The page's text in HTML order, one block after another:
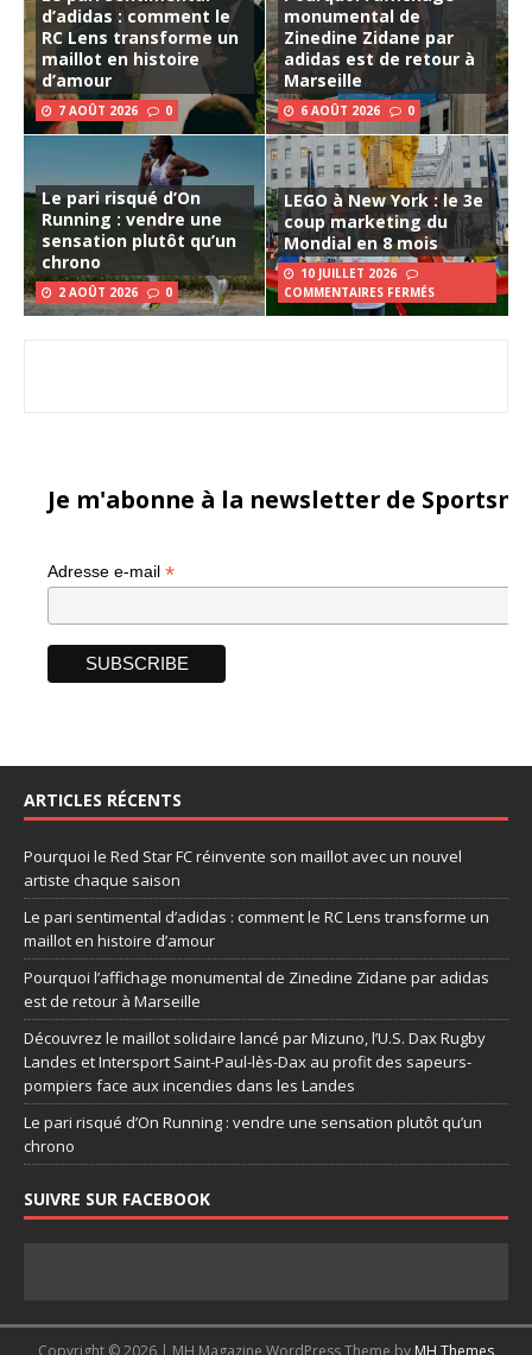
d’adidas : comment le
RC Lens transforme un
maillot en histoire
d’amour
7 AOÛT 2026 0
monumental de
Zinedine Zidane par
adidas est de retour à
Marseille
6 AOÛT 2026 0
Le pari risqué d’On
Running : vendre une
sensation plutôt qu’un
chrono
2 AOÛT 2026 0
LEGO à New York : le 3e
coup marketing du
Mondial en 8 mois
10 JUILLET 2026
COMMENTAIRES FERMÉS
Je m'abonne à la newsletter de
Adresse e-mail *
ARTICLES RÉCENTS
Pourquoi le Red Star FC réinvente son maillot avec un nouvel
artiste chaque saison
Le pari sentimental d’adidas : comment le RC Lens transforme un
maillot en histoire d’amour
Pourquoi l’affichage monumental de Zinedine Zidane par adidas
est de retour à Marseille
Découvrez le maillot solidaire lancé par Mizuno, l’U.S. Dax Rugby
Landes et Intersport Saint-Paul-lès-Dax au profit des sapeurs-
pompiers face aux incendies dans les Landes
Le pari risqué d’On Running : vendre une sensation plutôt qu’un
chrono
SUIVRE SUR FACEBOOK
Copyright © 2026 | MH Magazine WordPress Theme by MH Themes